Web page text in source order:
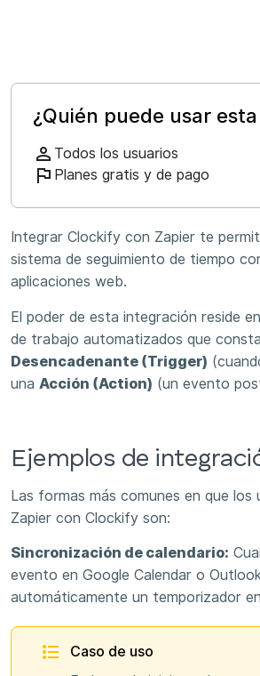
¿Quién puede usar
Todos los usuarios
Planes gratis y de pago
Integrar Clockify con Zapier te
sistema de seguimiento de tiempo
aplicaciones web.
El poder de esta integración reside
de trabajo automatizados que
Desencadenante (Trigger)
una Acción (Action) (un evento
Ejemplos de
Las formas más comunes en que los
Zapier con Clockify son:
Sincronización de calendario:
evento en Google Calendar o
automáticamente un temporizador
Caso de uso